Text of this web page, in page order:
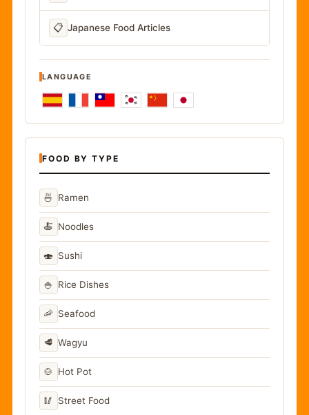
📋 Japanese Food Articles
LANGUAGE
FOOD BY TYPE
🍜 Ramen
🍝 Noodles
🍣 Sushi
🍚 Rice Dishes
🦐 Seafood
🥩 Wagyu
🍲 Hot Pot
🥢 Street Food